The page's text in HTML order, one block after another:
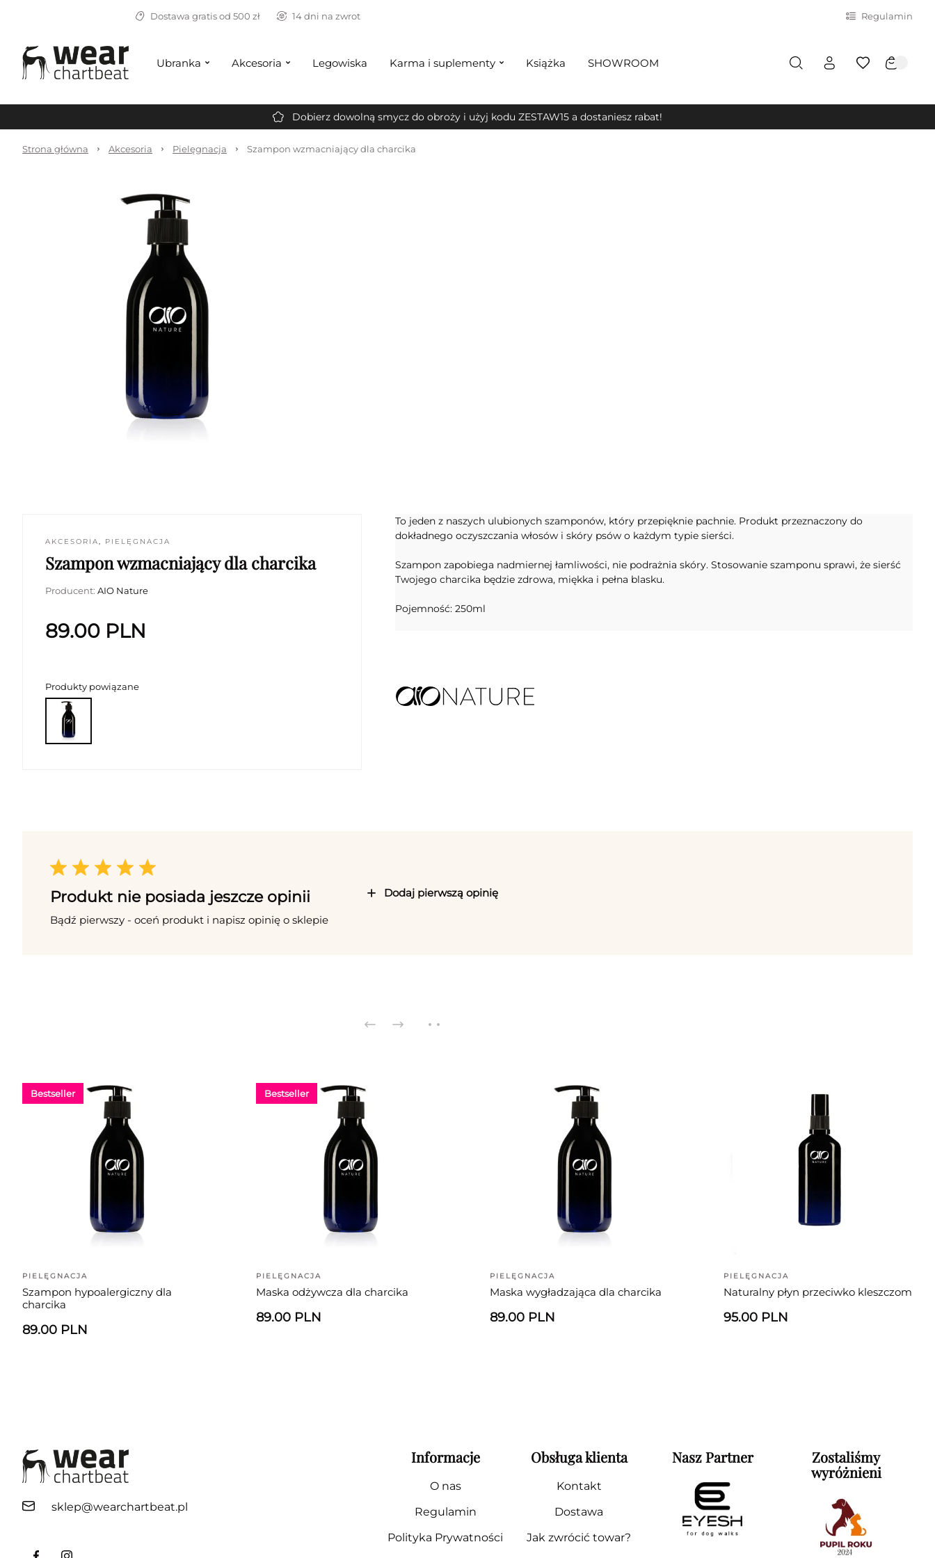
Dostawa gratis od 500 zł 14 dni na zwrot Regulamin
Ubranka Akcesoria Legowiska Karma i suplementy Książka SHOWROOM
Dobierz dowolną smycz do obroży i użyj kodu ZESTAW15 a dostaniesz rabat!
Strona główna Akcesoria Pielęgnacja Szampon wzmacniający dla charcika
AKCESORIA, PIELĘGNACJA
Szampon wzmacniający dla charcika
Producent: AIO Nature
89.00 PLN
Produkty powiązane
To jeden z naszych ulubionych szamponów, który przepięknie pachnie. Produkt przeznaczony do
dokładnego oczyszczania włosów i skóry psów o każdym typie sierści.
Szampon zapobiega nadmiernej łamliwości, nie podrażnia skóry. Stosowanie szamponu sprawi, że sierść
Twojego charcika będzie zdrowa, miękka i pełna blasku.
Pojemność: 250ml
Produkt nie posiada jeszcze opinii
Bądź pierwszy - oceń produkt i napisz opinię o sklepie
Dodaj pierwszą opinię
Bestseller
PIELĘGNACJA
Szampon hypoalergiczny dla
charcika
89.00 PLN
Bestseller
PIELĘGNACJA
Maska odżywcza dla charcika
89.00 PLN
PIELĘGNACJA
Maska wygładzająca dla charcika
89.00 PLN
PIELĘGNACJA
Naturalny płyn przeciwko kleszczom
95.00 PLN
sklep@wearchartbeat.pl
Informacje
O nas
Regulamin
Polityka Prywatności
Obsługa klienta
Kontakt
Dostawa
Jak zwrócić towar?
Nasz Partner
Zostaliśmy
wyróżnieni